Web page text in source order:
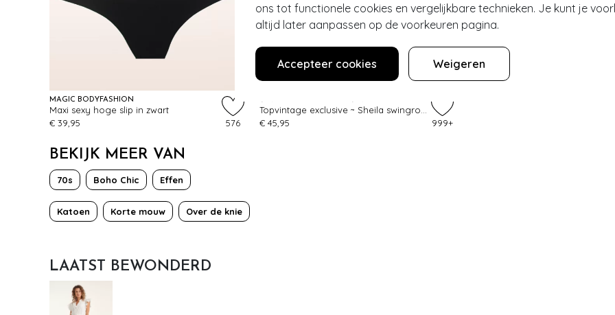
ons tot functionele cookies en vergelijkbare technieken. Je kunt je
altijd later aanpassen op de voorkeuren pagina.
Accepteer cookies Weigeren
MAGIC BODYFASHION
Maxi sexy hoge slip in zwart
€ 39,95
576
EXCLUSIEF
€ 45,95
999+
BEKIJK MEER VAN
70s Boho Chic Effen
Katoen Korte mouw Over de knie
LAATST BEWONDERD